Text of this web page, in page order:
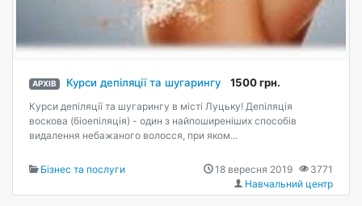
АРХІВ Курси депіляції та шугарингу 1500 грн.
Курси депіляції та шугарингу в місті Луцьку! Депіляція
воскова (бiоепіляція) - один з найпоширеніших способів
видалення небажаного волосся, при яком...
Бізнес та послуги 3771
18 вересня 2019
Навчальний центр